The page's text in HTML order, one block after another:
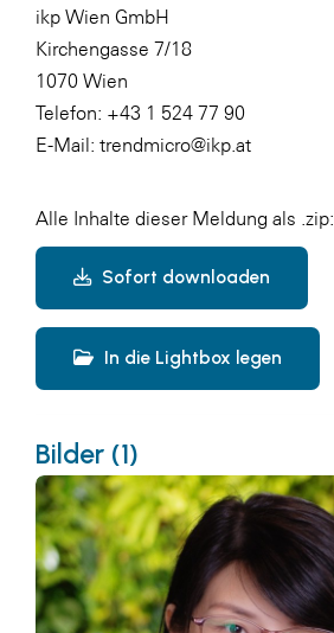
ikp Wien GmbH
Kirchengasse 7/18
1070 Wien
Telefon: +43 1 524 77 90
E-Mail: trendmicro@ikp.at
Alle Inhalte dieser Meldung als .zip:
Sofort downloaden
In die Lightbox legen
Bilder (1)